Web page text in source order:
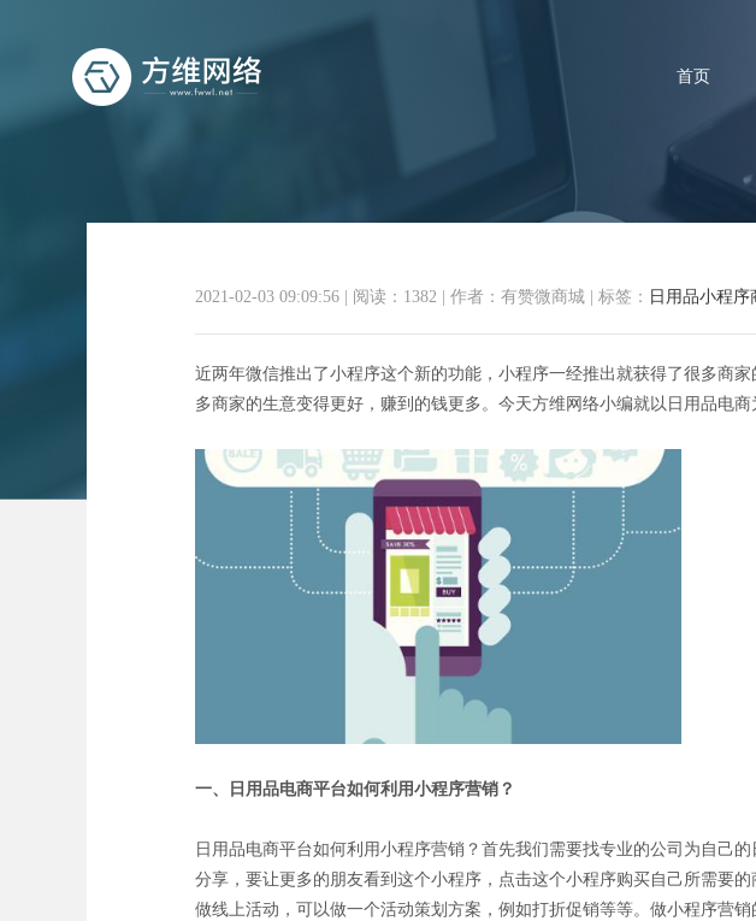
首页
日用品电商平台如何利
2021-02-03 09:09:56 阅读：1382 作者：有赞微商城 标签： 日用品小程序
近两年微信推出了小程序这个新的功能，小程序一经推出就获得了很多商
多商家的生意变得更好，赚到的钱更多。今天方维网络小编就以日用品电
一、 日用品电商平台如何利用小程序营销 ？
日用品电商平台如何利用小程序营销？首先我们需要找专业的公司为自己
分享，要让更多的朋友看到这个小程序，点击这个小程序购买自己所需要
做线上活动，可以做一个活动策划方案，例如打折促销等等。做小程序营